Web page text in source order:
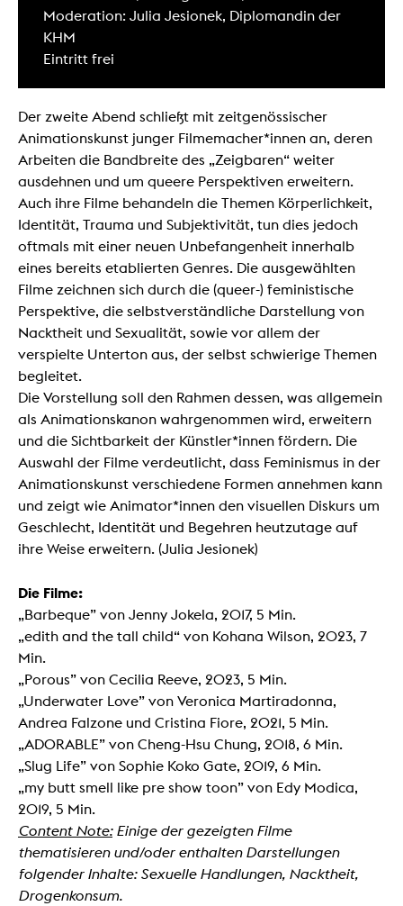
Moderation: Julia Jesionek, Diplomandin der
KHM
Eintritt frei
Der zweite Abend schließt mit zeitgenössischer
Animationskunst junger Filmemacher*innen an, deren
Arbeiten die Bandbreite des „Zeigbaren“ weiter
ausdehnen und um queere Perspektiven erweitern.
Auch ihre Filme behandeln die Themen Körperlichkeit,
Identität, Trauma und Subjektivität, tun dies jedoch
oftmals mit einer neuen Unbefangenheit innerhalb
eines bereits etablierten Genres. Die ausgewählten
Filme zeichnen sich durch die (queer-) feministische
Perspektive, die selbstverständliche Darstellung von
Nacktheit und Sexualität, sowie vor allem der
verspielte Unterton aus, der selbst schwierige Themen
begleitet.
Die Vorstellung soll den Rahmen dessen, was allgemein
als Animationskanon wahrgenommen wird, erweitern
und die Sichtbarkeit der Künstler*innen fördern. Die
Auswahl der Filme verdeutlicht, dass Feminismus in der
Animationskunst verschiedene Formen annehmen kann
und zeigt wie Animator*innen den visuellen Diskurs um
Geschlecht, Identität und Begehren heutzutage auf
ihre Weise erweitern. (Julia Jesionek)
Die Filme:
„Barbeque” von Jenny Jokela, 2017, 5 Min.
„edith and the tall child“ von Kohana Wilson, 2023, 7
Min.
„Porous” von Cecilia Reeve, 2023, 5 Min.
„Underwater Love” von Veronica Martiradonna,
Andrea Falzone und Cristina Fiore, 2021, 5 Min.
„ADORABLE” von Cheng-Hsu Chung, 2018, 6 Min.
„Slug Life” von Sophie Koko Gate, 2019, 6 Min.
„my butt smell like pre show toon” von Edy Modica,
2019, 5 Min.
Content Note:Einige der gezeigten Filme
thematisieren und/oder enthalten Darstellungen
folgender Inhalte: Sexuelle Handlungen, Nacktheit,
Drogenkonsum.